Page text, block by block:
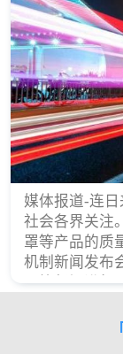
媒体报道-连
社会各界关注
罩等产品的质
机制新闻发布
局等部门进行